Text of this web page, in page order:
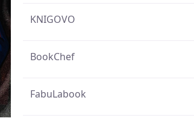
KNIGOVO
BookChef
FabuLabook